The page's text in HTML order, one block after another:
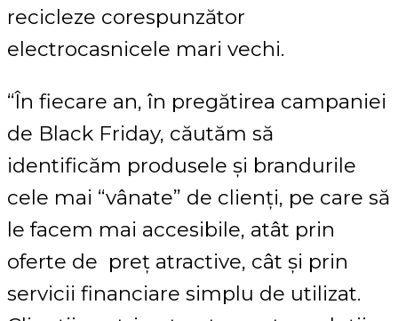
recicleze corespunzător
electrocasnicele mari vechi.
“În fiecare an, în pregătirea campaniei
de Black Friday, căutăm să
identificăm produsele și brandurile
cele mai “vânate” de clienți, pe care să
le facem mai accesibile, atât prin
oferte de preț atractive, cât și prin
servicii financiare simplu de utilizat.